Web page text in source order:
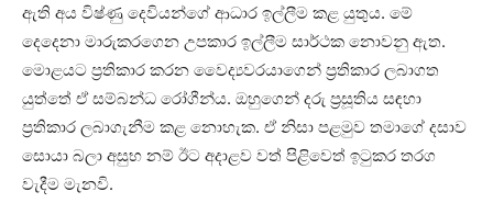
ඇති අය විෂ්ණු දෙවියන්ගේ ආධාර ඉල්ලීම කළ යුතුය. මේ
දෙදෙනා මාරුකරගෙන උපකාර ඉල්ලීම සාර්ථක නොවනු ඇත.
මොළයට ප්‍රතිකාර කරන වෛද්‍යවරයාගෙන් ප්‍රතිකාර ලබාගත
යුත්තේ ඒ සම්බන්ධ රෝගීන්ය. ඔහුගෙන් දරු ප්‍රසූතිය සඳහා
ප්‍රතිකාර ලබාගැනීම කළ නොහැක. ඒ නිසා පළමුව තමාගේ දසාව
සොයා බලා අසුභ නම් ඊට අදාළව වත් පිළිවෙත් ඉටුකර තරග
වැදීම මැනවි.